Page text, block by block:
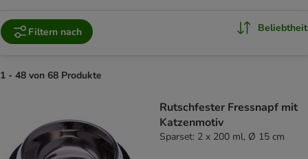
Filtern nach Beliebtheit
1 - 48 von 68 Produkte
Rutschfester Fressnapf mit
Katzenmotiv
Sparset: 2 x 200 ml, Ø 15 cm